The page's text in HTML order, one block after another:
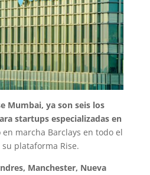
Mumbai, ya son seis los
startups especializadas en
marcha Barclays en todo el
plataforma Rise.
Manchester, Nueva